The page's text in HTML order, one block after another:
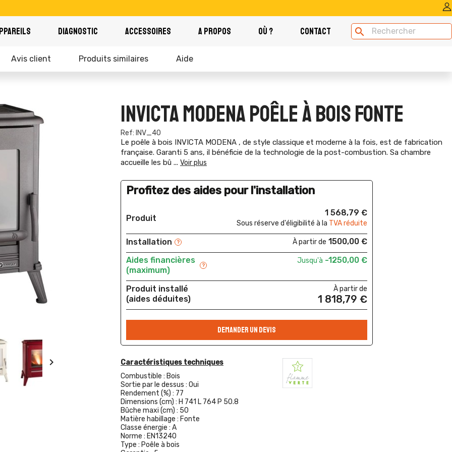
DIAGNOSTIC ACCESSOIRES A PROPOS OÙ ? CONTACT search
Avis client Produits similaires Aide

INVICTA MODENA POÊLE À BOIS FONTE
Ref: INV_40
Le poêle à bois INVICTA MODENA , de style classique et moderne à la fois, est de fabrication
française. Garanti 5 ans, il bénéficie de la technologie de la post-combustion. Sa chambre
accueille les bû ... Voir plus
Profitez des aides pour l'installation
Produit
1 568,79 €
Sous réserve d'éligibilité à la TVA réduite
Installation ? À partir de 1500,00 €
Aides financières
(maximum)
?
Jusqu'à -1250,00 €
Produit installé
(aides déduites)
À partir de
1 818,79 €
DEMANDER UN DEVIS
Caractéristiques techniques
Combustible : Bois
Sortie par le dessus : Oui
Rendement (%) : 77
Dimensions (cm) : H 741 L 764 P 50.8
Bûche maxi (cm) : 50
Matière habillage : Fonte
Classe énergie : A
Norme : EN13240
Type : Poêle à bois